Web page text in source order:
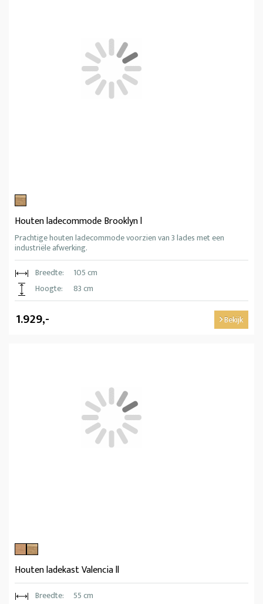
Houten ladecommode Brooklyn l
Prachtige houten ladecommode voorzien van 3 lades met een
industriële afwerking.
Breedte:
105 cm
Hoogte:
83 cm
1.929,- Bekijk
Houten ladekast Valencia ll
Breedte:
55 cm